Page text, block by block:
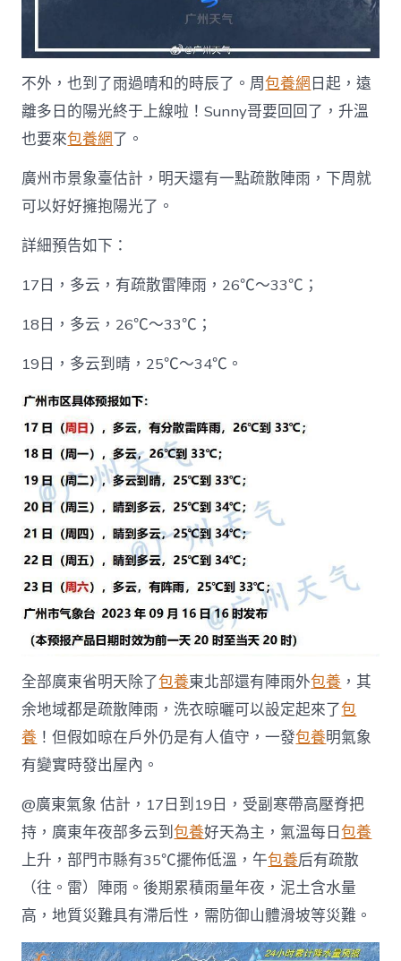
不外，也到了雨過晴和的時辰了。周包養網 日起，遠
離多日的陽光終于上線啦！Sunny哥要回回了，升溫
也要來包養網了。
廣州市景象臺估計，明天還有一點疏散陣雨，下周就
可以好好擁抱陽光了。
詳細預告如下：
17日，多云，有疏散雷陣雨，26℃～33℃；
18日，多云，26℃～33℃；
19日，多云到晴，25℃～34℃。
全部廣東省明天除了包養東北部還有陣雨外包養 ，其
余地域都是疏散陣雨，洗衣晾曬可以設定起來了包
養 ！但假如晾在戶外仍是有人值守，一發包養明氣象
有變實時發出屋內。
@廣東氣象 估計，17日到19日，受副寒帶高壓脊把
持，廣東年夜部多云到包養好天為主，氣溫每日包養
上升，部門市縣有35℃擺佈低溫，午包養后有疏散
（往。雷）陣雨。後期累積雨量年夜，泥土含水量
高，地質災難具有滯后性，需防御山體滑坡等災難。